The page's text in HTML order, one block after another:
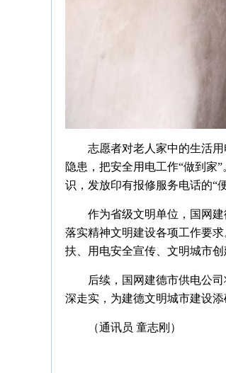
志愿者对老人家中的生活
隐患，把安全用电工作“做到家
识，发放印有报修服务电话的“
作为省级文明单位，国网
落实精神文明建设各项工作要
扶、用电安全宣传、文明城市
后续，国网建德市供电公
深走实，为建德文明城市建设添
（通讯员 童志刚）